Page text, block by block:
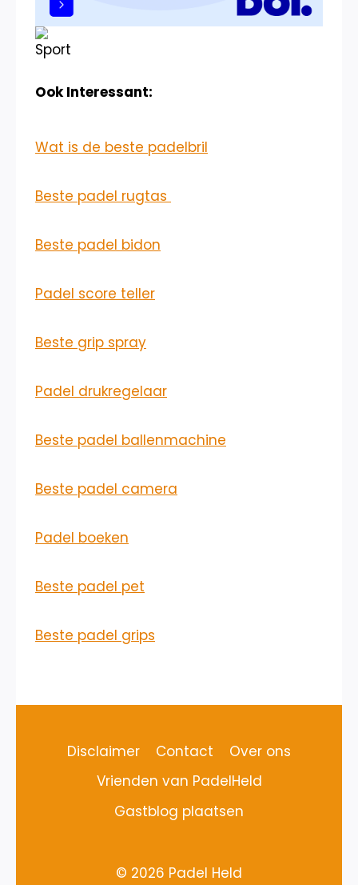
Ook Interessant:
Wat is de beste padelbril
Beste padel rugtas
Beste padel bidon
Padel score teller
Beste grip spray
Padel drukregelaar
Beste padel ballenmachine
Beste padel camera
Padel boeken
Beste padel pet
Beste padel grips
Disclaimer Contact
Over ons
Vrienden van PadelHeld
Gastblog plaatsen
© 2026 Padel Held